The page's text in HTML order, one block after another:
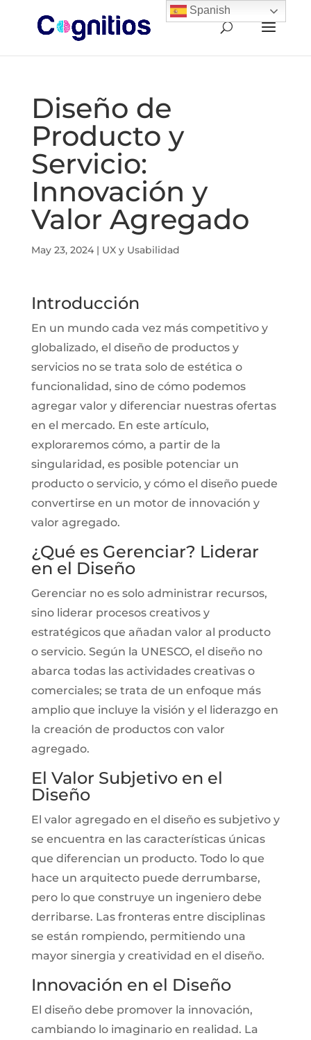
Diseño de
Producto y
Servicio:
Innovación y
Valor Agregado
May 23, 2024| UX y Usabilidad
Introducción
En un mundo cada vez más competitivo y
globalizado, el diseño de productos y
servicios no se trata solo de estética o
funcionalidad, sino de cómo podemos
agregar valor y diferenciar nuestras ofertas
en el mercado. En este artículo,
exploraremos cómo, a partir de la
singularidad, es posible potenciar un
producto o servicio, y cómo el diseño puede
convertirse en un motor de innovación y
valor agregado.
¿Qué es Gerenciar? Liderar
en el Diseño
Gerenciar no es solo administrar recursos,
sino liderar procesos creativos y
estratégicos que añadan valor al producto
o servicio. Según la UNESCO, el diseño no
abarca todas las actividades creativas o
comerciales; se trata de un enfoque más
amplio que incluye la visión y el liderazgo en
la creación de productos con valor
agregado.
El Valor Subjetivo en el
Diseño
El valor agregado en el diseño es subjetivo y
se encuentra en las características únicas
que diferencian un producto. Todo lo que
hace un arquitecto puede derrumbarse,
pero lo que construye un ingeniero debe
derribarse. Las fronteras entre disciplinas
se están rompiendo, permitiendo una
mayor sinergia y creatividad en el diseño.
Innovación en el Diseño
El diseño debe promover la innovación,
cambiando lo imaginario en realidad. La
Spanish